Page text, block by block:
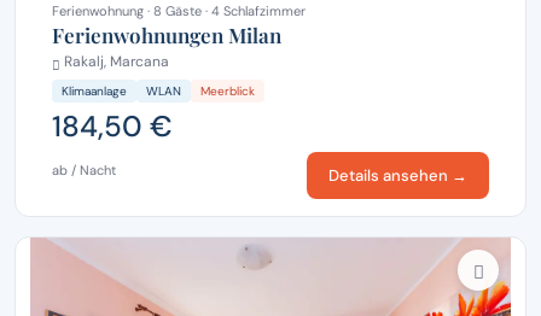
Ferienwohnung · 8 Gäste · 4 Schlafzimmer
Ferienwohnungen Milan
Rakalj, Marcana
Klimaanlage WLAN Meerblick
184,50 €
ab / Nacht Details ansehen →